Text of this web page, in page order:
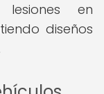
en
diseños